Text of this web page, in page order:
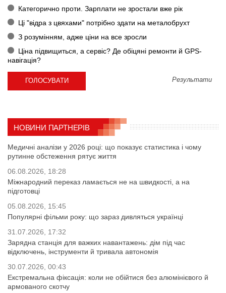
Категорично проти. Зарплати не зростали вже рік
Ці "відра з цвяхами" потрібно здати на металобрухт
З розумінням, адже ціни на все зросли
Ціна підвищиться, а сервіс? Де обіцяні ремонти й GPS-
навігація?
Результати
НОВИНИ ПАРТНЕРІВ
Медичні аналізи у 2026 році: що показує статистика і чому
рутинне обстеження рятує життя
06.08.2026, 18:28
Міжнародний переказ ламається не на швидкості, а на
підготовці
05.08.2026, 15:45
Популярні фільми року: що зараз дивляться українці
31.07.2026, 17:32
Зарядна станція для важких навантажень: дім під час
відключень, інструменти й тривала автономія
30.07.2026, 00:43
Екстремальна фіксація: коли не обійтися без алюмінієвого й
армованого скотчу